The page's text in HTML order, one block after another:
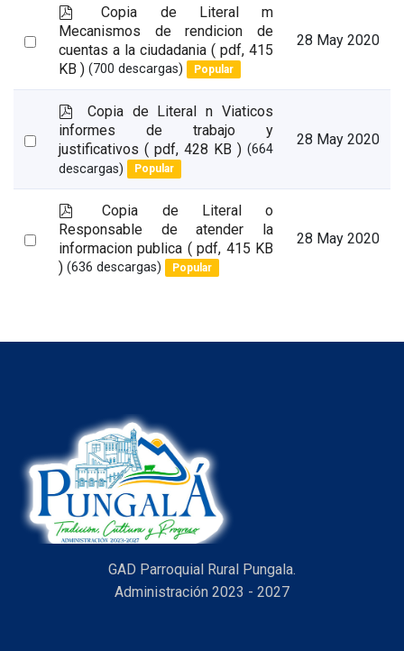
Select
item
p
d
f
Copia de Literal m
Mecanismos de rendicion de
cuentas a la ciudadania ( pdf, 415
KB ) (700 descargas) Popular
28 May 2020
Select
item
p
d
f
Copia de Literal n Viaticos
informes de trabajo y
justificativos ( pdf, 428 KB ) (664
descargas)
Popular
28 May 2020
Select
p
d
f
Copia de Literal o
Responsable de atender la
informacion publica ( pdf, 415 KB
) (636 descargas) Popular
28 May 2020
GAD Parroquial Rural Pungala.
Administración 2023 - 2027